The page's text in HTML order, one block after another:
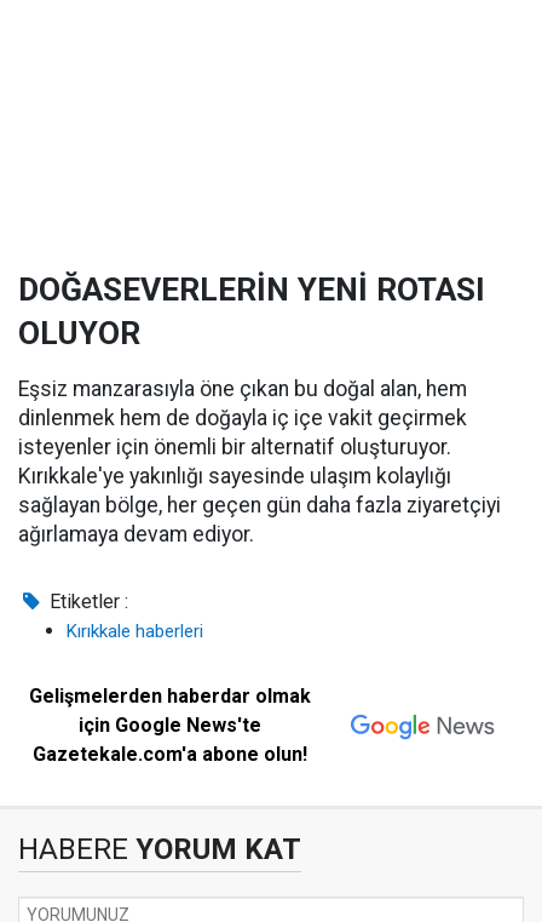
DOĞASEVERLERİN YENİ ROTASI
OLUYOR
Eşsiz manzarasıyla öne çıkan bu doğal alan, hem
dinlenmek hem de doğayla iç içe vakit geçirmek
isteyenler için önemli bir alternatif oluşturuyor.
Kırıkkale'ye yakınlığı sayesinde ulaşım kolaylığı
sağlayan bölge, her geçen gün daha fazla ziyaretçiyi
ağırlamaya devam ediyor.
Etiketler :
Kırıkkale haberleri
Gelişmelerden haberdar olmak
için Google News'te
Gazetekale.com'a abone olun!
HABERE YORUM KAT